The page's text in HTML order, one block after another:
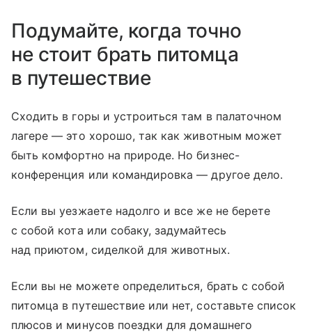
Подумайте, когда точно
не стоит брать питомца
в путешествие
Сходить в горы и устроиться там в палаточном
лагере — это хорошо, так как животным может
быть комфортно на природе. Но бизнес-
конференция или командировка — другое дело.
Если вы уезжаете надолго и все же не берете
с собой кота или собаку, задумайтесь
над приютом, сиделкой для животных.
Если вы не можете определиться, брать с собой
питомца в путешествие или нет, составьте список
плюсов и минусов поездки для домашнего